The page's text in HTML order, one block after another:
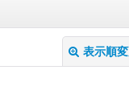
表示順